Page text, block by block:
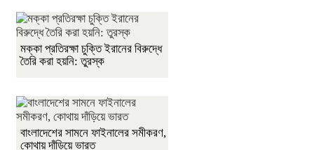
মক্কা প্রতিরক্ষা চুক্তি ইরানের বিরুদ্ধে
তৈরি করা হয়নি: তুরস্ক
বাংলাদেশের সামনে ফাইনালের সমীকরণ,
কোথায় দাঁড়িয়ে ভারত